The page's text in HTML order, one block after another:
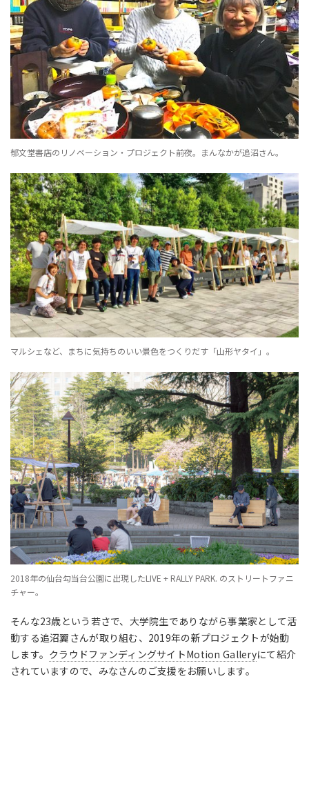
郁文堂書店のリノベーション・プロジェクト前夜。まんなかが追沼さん。
マルシェなど、まちに気持ちのいい景色をつくりだす「山形ヤタイ」。
2018年の仙台勾当台公園に出現したLIVE + RALLY PARK. のストリートファニ
チャー。
そんな23歳という若さで、大学院生でありながら事業家として活
動する追沼翼さんが取り組む、2019年の新プロジェクトが始動
します。 クラウドファンディングサイトMotion Galleryにて紹介
されていますので、みなさんのご支援をお願いします。